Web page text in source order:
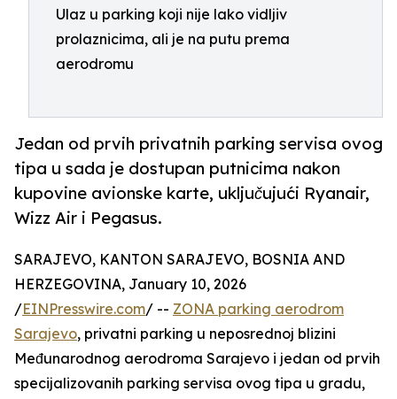
Ulaz u parking koji nije lako vidljiv
prolaznicima, ali je na putu prema
aerodromu
Jedan od prvih privatnih parking servisa ovog
tipa u sada je dostupan putnicima nakon
kupovine avionske karte, uključujući Ryanair,
Wizz Air i Pegasus.
SARAJEVO, KANTON SARAJEVO, BOSNIA AND
HERZEGOVINA, January 10, 2026
/EINPresswire.com/ -- ZONA parking aerodrom
Sarajevo, privatni parking u neposrednoj blizini
Međunarodnog aerodroma Sarajevo i jedan od prvih
specijalizovanih parking servisa ovog tipa u gradu,